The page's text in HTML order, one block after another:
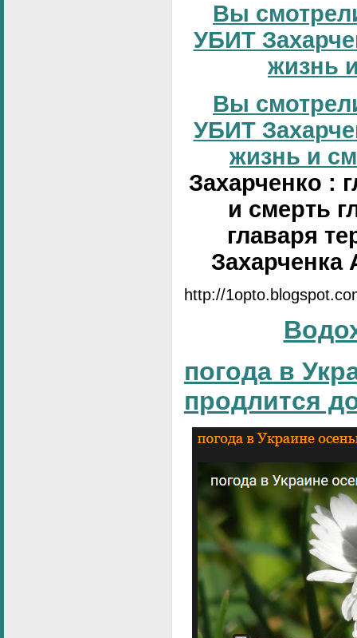
Вы
УБИТ
жизнь
Вы
УБИТ
жизнь и
Захарченко :
и смерть
главаря
Захарченка
http://
погода в
продлится